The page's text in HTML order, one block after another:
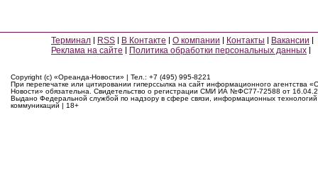
Терминал RSS В Контакте О компании Контакты
Вакансии
Реклама на сайте
Политика обработки персональных данных
Copyright (c) «Ореанда-Новости» | Тел.: +7 (495) 995-8221
При перепечатке или цитировании гиперссылка на сайт информационного агентства
Новости» обязательна. Свидетельство о регистрации СМИ ИА №ФС77-72588 от
Выдано Федеральной службой по надзору в сфере связи, информационных
коммуникаций | 18+